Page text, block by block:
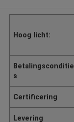
Hoog licht:
Betalingsconditie
s
Certificering
Levering